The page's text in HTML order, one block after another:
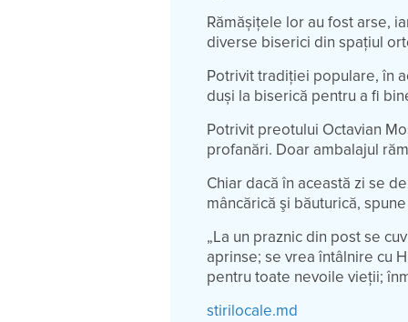
Rămășițele lor au fost arse,
diverse biserici din spațiul
Potrivit tradiției populare, în
duși la biserică pentru a fi
Potrivit preotului Octavian
profanări. Doar ambalajul
Chiar dacă în această zi se
mâncărică şi băuturică,
„La un praznic din post se
aprinse; se vrea întâlnire cu
pentru toate nevoile vieţii;
stirilocale.md